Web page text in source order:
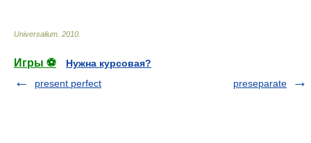
Universalium 2010
Игры ⚽
Нужна курсовая?
present perfect
preseparate